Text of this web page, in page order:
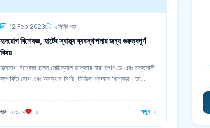
12 Feb 2023 ২ মিনিট পড়া
হৃদরোগ বিশেষজ্ঞ, হার্টের স্বাস্থ্য ব্যবস্থাপনার জন্য গুরুত্বপূর্ণ
বিষয়
হৃদরোগ বিশেষজ্ঞ হলেন মেডিক্যাল ডাক্তার যারা হৃৎপিণ্ড এবং রক্তনালী
সম্পর্কিত রোগ এবং অবস্থার নির্ণয়, চিকিত্সা প্রদানে বিশেষজ্ঞ। তা...
২,৩৮৭ ০ পড়ুন